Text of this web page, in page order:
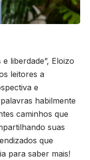
liberdade”, Eloizo
leitores a
e
habilmente
caminhos que
suas
que
para saber mais!